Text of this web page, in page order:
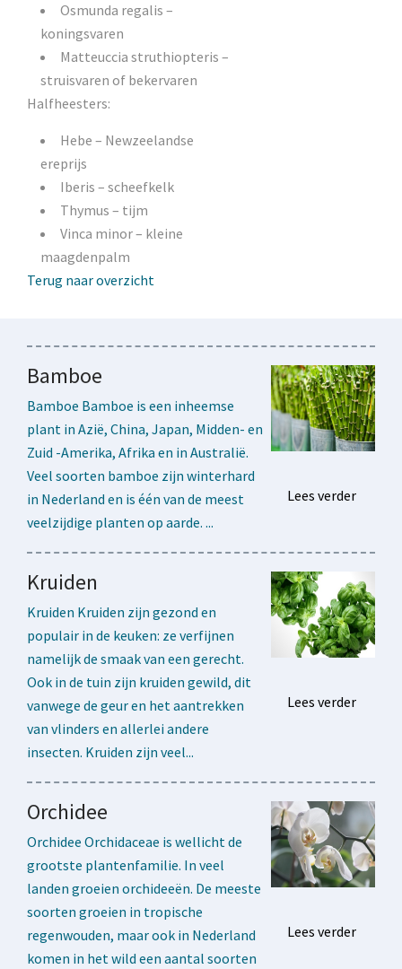
Osmunda regalis –
koningsvaren
Matteuccia struthiopteris –
struisvaren of bekervaren
Halfheesters:
Hebe – Newzeelandse
ereprijs
Iberis – scheefkelk
Thymus – tijm
Vinca minor – kleine
maagdenpalm
Terug naar overzicht
Bamboe
Bamboe Bamboe is een inheemse
plant in Azië, China, Japan, Midden- en
Zuid -Amerika, Afrika en in Australië.
Veel soorten bamboe zijn winterhard
in Nederland en is één van de meest
veelzijdige planten op aarde. ...
Lees verder
Kruiden
Kruiden Kruiden zijn gezond en
populair in de keuken: ze verfijnen
namelijk de smaak van een gerecht.
Ook in de tuin zijn kruiden gewild, dit
vanwege de geur en het aantrekken
van vlinders en allerlei andere
insecten. Kruiden zijn veel...
Lees verder
Orchidee
Orchidee Orchidaceae is wellicht de
grootste plantenfamilie. In veel
landen groeien orchideeën. De meeste
soorten groeien in tropische
regenwouden, maar ook in Nederland
komen in het wild een aantal soorten
Lees verder